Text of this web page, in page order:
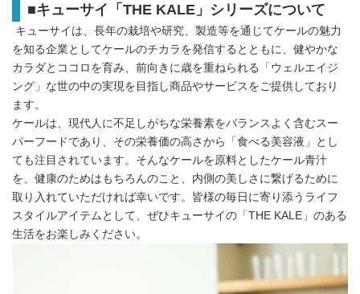
■キューサイ「 THE KALE」シリーズについて
キューサイは、長年の栽培や研究、製造等を通じてケールの魅力
を知る企業としてケールのチカラを発信するとともに、健やかな
カラダとココロを育み、前向きに歳を重ねられる「ウェルエイジ
ング」な世の中の実現を目指し商品やサービスをご提供しており
ます。
ケールは、現代人に不足しがちな栄養素をバランスよく含むスー
パーフードであり、その栄養価の高さから「食べる美容液」とし
ても注目されています。そんなケールを原料としたケール青汁
を、健康のためはもちろんのこと、内側の美しさに繋げるために
取り入れていただければ幸いです。皆様の毎日に寄り添うライフ
スタイルアイテムとして、ぜひキューサイの「THE KALE」のある
生活をお楽しみください。